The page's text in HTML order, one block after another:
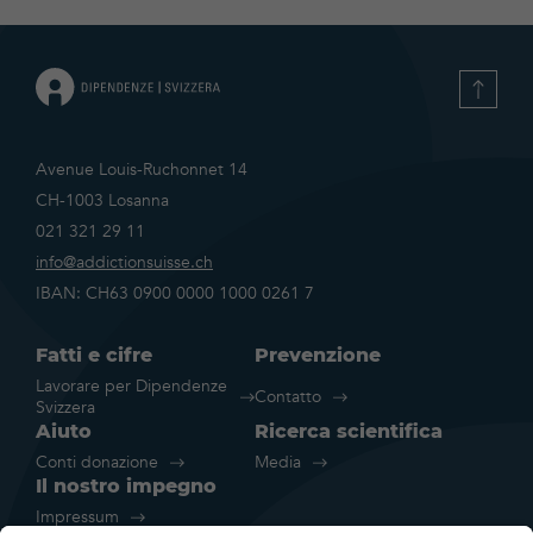
Avenue Louis-Ruchonnet 14
CH-1003 Losanna
021 321 29 11
info@addictionsuisse.ch
IBAN: CH63 0900 0000 1000 0261 7
Fatti e cifre
Lavorare per Dipendenze
Svizzera
Prevenzione
Contatto
Aiuto
Conti donazione
Ricerca scientifica
Media
Il nostro impegno
Impressum